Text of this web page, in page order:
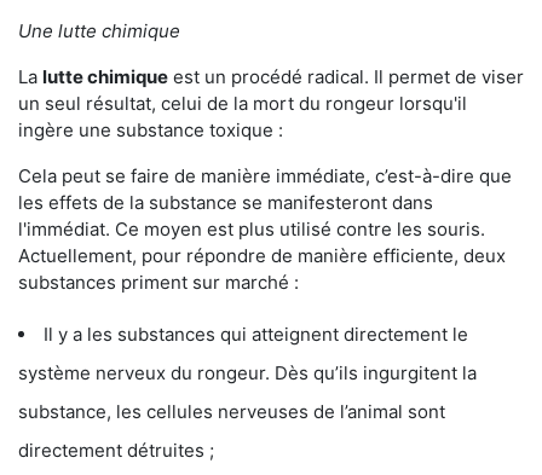
Une lutte chimique
La lutte chimique est un procédé radical. Il permet de viser
un seul résultat, celui de la mort du rongeur lorsqu'il
ingère une substance toxique :
Cela peut se faire de manière immédiate, c’est-à-dire que
les effets de la substance se manifesteront dans
l'immédiat. Ce moyen est plus utilisé contre les souris.
Actuellement, pour répondre de manière efficiente, deux
substances priment sur marché :
Il y a les substances qui atteignent directement le
système nerveux du rongeur. Dès qu’ils ingurgitent la
substance, les cellules nerveuses de l’animal sont
directement détruites ;